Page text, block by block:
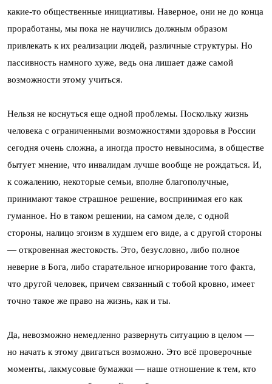
какие-то общественные инициативы. Наверное, они не до конца
проработаны, мы пока не научились должным образом
привлекать к их реализации людей, различные структуры. Но
пассивность намного хуже, ведь она лишает даже самой
возможности этому учиться.
Нельзя не коснуться еще одной проблемы. Поскольку жизнь
человека с ограниченными возможностями здоровья в России
сегодня очень сложна, а иногда просто невыносима, в обществе
бытует мнение, что инвалидам лучше вообще не рождаться. И,
к сожалению, некоторые семьи, вполне благополучные,
принимают такое страшное решение, воспринимая его как
гуманное. Но в таком решении, на самом деле, с одной
стороны, налицо эгоизм в худшем его виде, а с другой стороны
— откровенная жестокость. Это, безусловно, либо полное
неверие в Бога, либо старательное игнорирование того факта,
что другой человек, причем связанный с тобой кровно, имеет
точно такое же право на жизнь, как и ты.
Да, невозможно немедленно развернуть ситуацию в целом —
но начать к этому двигаться возможно. Это всё проверочные
моменты, лакмусовые бумажки — наше отношение к тем, кто